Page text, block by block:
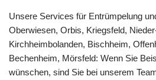
Unsere Services für Entrümpelung
Oberwiesen, Orbis, Kriegsfeld,
Kirchheimbolanden, Bischheim,
Bechenheim, Mörsfeld: Wenn Sie
wünschen, sind Sie bei unserem